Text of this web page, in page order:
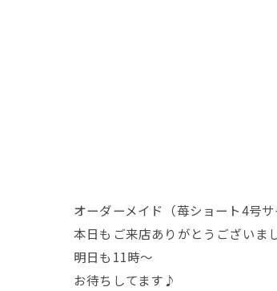
オーダーメイド（苺ショート4号サ
本日もご来店ありがとうございま
明日も11時〜
お待ちしてます♪